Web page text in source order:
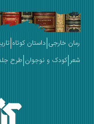
خارجی داستان کوتاه تاریخ دین
کودک و نوجوان طرح جلد فیلم